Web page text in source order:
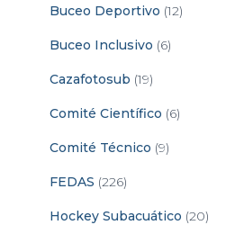
Buceo Deportivo (12)
Buceo Inclusivo (6)
Cazafotosub (19)
Comité Científico (6)
Comité Técnico (9)
FEDAS (226)
Hockey Subacuático (20)